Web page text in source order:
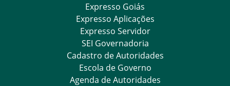
Expresso Goiás
Expresso Aplicações
Expresso Servidor
SEI Governadoria
Cadastro de Autoridades
Escola de Governo
Agenda de Autoridades